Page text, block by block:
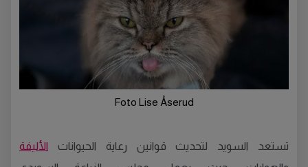
Foto Lise Åserud
تستعد السويد لتحديث قوانين رعاية الحيوانات الأليفة